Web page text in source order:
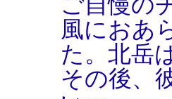
風におあ
た。北岳
その後、